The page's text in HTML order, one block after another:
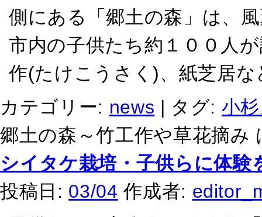
側にある「郷土の森」は、
市内の子供たち約１００人
作(たけこうさく)、紙芝居
カテゴリー: news | タグ: 小
郷土の森～竹工作や草花摘み
シイタケ栽培・子供らに体験
投稿日: 03/04 作成者: